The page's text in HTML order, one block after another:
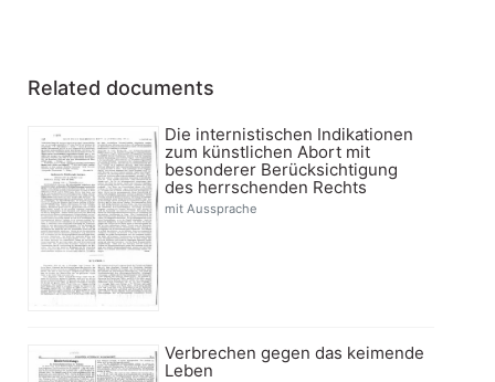
Related documents
Die internistischen Indikationen
zum künstlichen Abort mit
besonderer Berücksichtigung
des herrschenden Rechts
mit Aussprache
Verbrechen gegen das keimende
Leben